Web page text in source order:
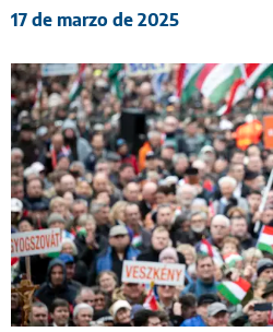
17 de marzo de 2025